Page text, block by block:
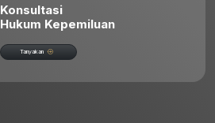
Konsultasi
Hukum Kepemiluan
Tanyakan